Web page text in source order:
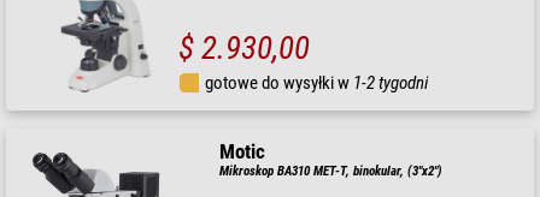
$ 2.930,00
gotowe do wysyłki w 1-2 tygodni
Motic
Mikroskop BA310 MET-T, binokular, (3"x2")